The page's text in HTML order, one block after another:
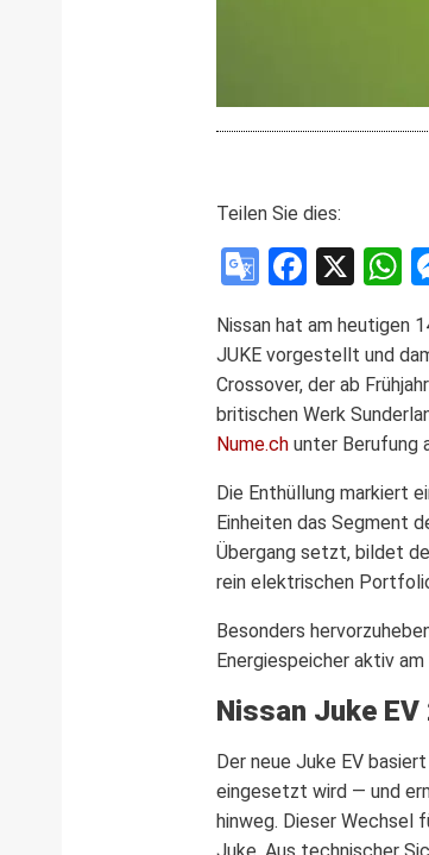
Teilen Sie dies:
Google
X
Nissan hat am heutigen
JUKE vorgestellt und
Crossover, der ab
britischen Werk
Nume.ch unter Berufung
Die Enthüllung markiert
Einheiten das Segment
Übergang setzt, bildet
rein elektrischen
Besonders
Energiespeicher aktiv
Nissan Juke
Der neue Juke EV
eingesetzt wird — und
hinweg. Dieser Wechsel